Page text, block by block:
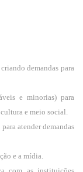
demandas para
e minorias) para
e meio social.
atender demandas
e a mídia.